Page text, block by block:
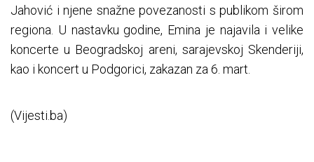
Jahović i njene snažne povezanosti s publikom širom
regiona. U nastavku godine, Emina je najavila i velike
koncerte u Beogradskoj areni, sarajevskoj Skenderiji,
kao i koncert u Podgorici, zakazan za 6. mart.
(Vijesti.ba)